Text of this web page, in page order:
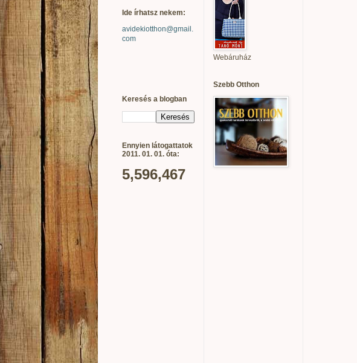
Ide írhatsz nekem:
avidekiotthon@gmail.
com
Keresés a blogban
Ennyien látogattatok
2011. 01. 01. óta:
5,596,467
Webáruház
Szebb Otthon